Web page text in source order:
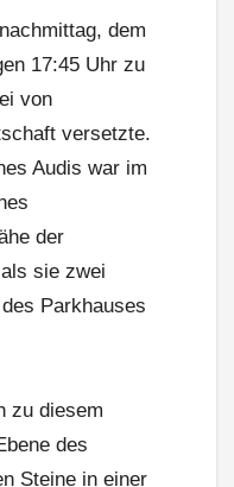
dem
17:45 Uhr zu
von
versetzte.
Audis war im
der
sie zwei
Parkhauses
zu diesem
des
Steine in einer